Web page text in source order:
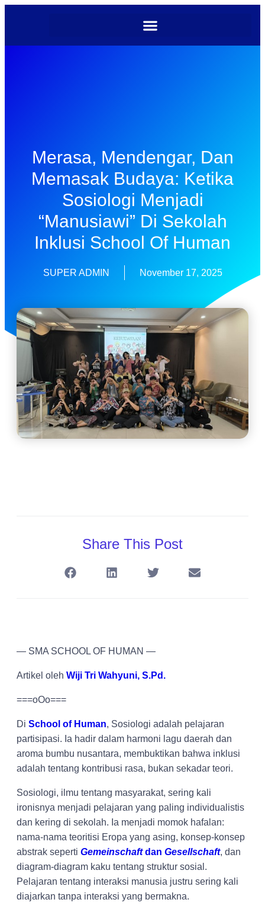
Merasa, Mendengar, Dan
Memasak Budaya: Ketika
Sosiologi Menjadi
“Manusiawi” Di Sekolah
Inklusi School Of Human
SUPER ADMIN November 17, 2025
Share This Post
— SMA SCHOOL OF HUMAN —
Artikel oleh Wiji Tri Wahyuni, S.Pd.
===oOo===
Di School of Human, Sosiologi adalah pelajaran
partisipasi. Ia hadir dalam harmoni lagu daerah dan
aroma bumbu nusantara, membuktikan bahwa inklusi
adalah tentang kontribusi rasa, bukan sekadar teori.
Sosiologi, ilmu tentang masyarakat, sering kali
ironisnya menjadi pelajaran yang paling individualistis
dan kering di sekolah. Ia menjadi momok hafalan:
nama-nama teoritisi Eropa yang asing, konsep-konsep
abstrak seperti Gemeinschaftdan Gesellschaft, dan
diagram-diagram kaku tentang struktur sosial.
Pelajaran tentang interaksi manusia justru sering kali
diajarkan tanpa interaksi yang bermakna.